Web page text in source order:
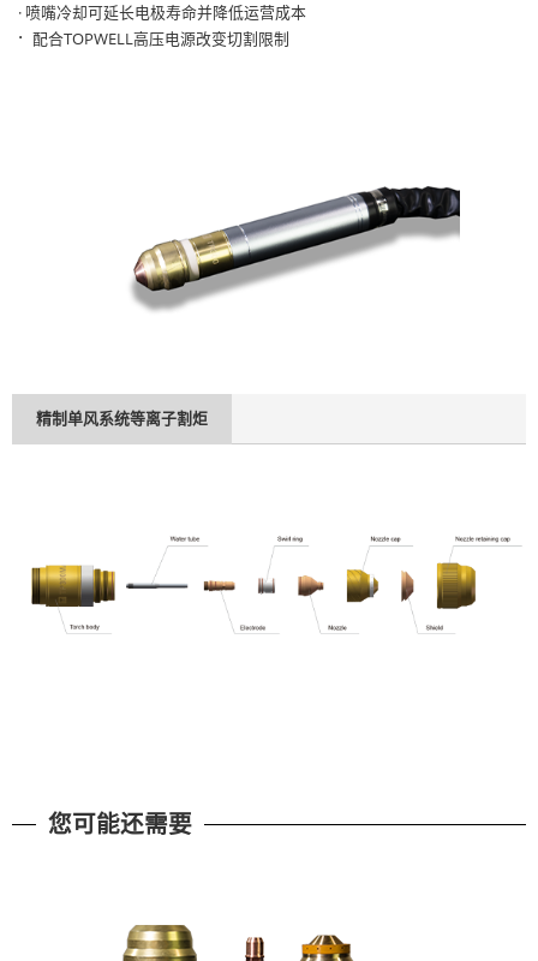
· 喷嘴冷却可延长电极寿命并降低运营成本
· 配合TOPWELL高压电源改变切割限制
精制单风系统等离子割炬
您可能还需要